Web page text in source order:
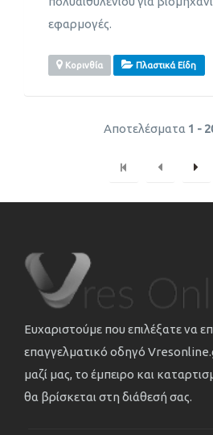
εφαρμογές.
Κορινθία Πλαστικά Είδη
Αποτελέσματα 1 -
Ευχαριστούμε που επιλέξατε να
επαγγελματικό οδηγό
μαζί μας, το έμπειρο και
θα βρίσκεται στη διάθεσή σας.